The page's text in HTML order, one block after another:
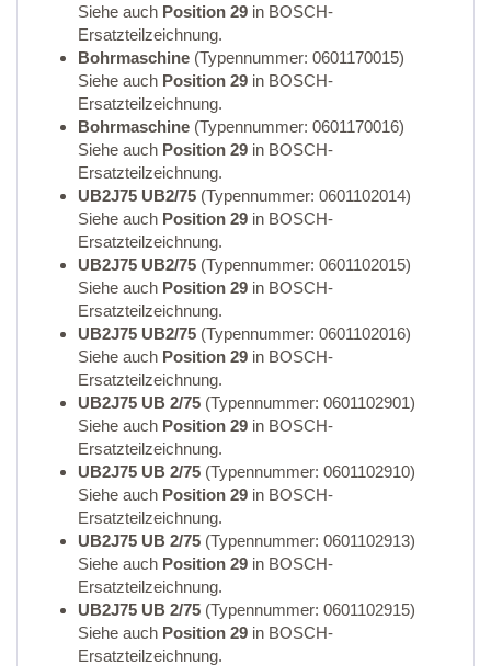
Siehe auch Position 29 in BOSCH-
Ersatzteilzeichnung.
Bohrmaschine (Typennummer: 0601170015)
Siehe auch Position 29 in BOSCH-
Ersatzteilzeichnung.
Bohrmaschine (Typennummer: 0601170016)
Siehe auch Position 29 in BOSCH-
Ersatzteilzeichnung.
UB2J75 UB2/75 (Typennummer: 0601102014)
Siehe auch Position 29 in BOSCH-
Ersatzteilzeichnung.
UB2J75 UB2/75 (Typennummer: 0601102015)
Siehe auch Position 29 in BOSCH-
Ersatzteilzeichnung.
UB2J75 UB2/75 (Typennummer: 0601102016)
Siehe auch Position 29 in BOSCH-
Ersatzteilzeichnung.
UB2J75 UB 2/75 (Typennummer: 0601102901)
Siehe auch Position 29 in BOSCH-
Ersatzteilzeichnung.
UB2J75 UB 2/75 (Typennummer: 0601102910)
Siehe auch Position 29 in BOSCH-
Ersatzteilzeichnung.
UB2J75 UB 2/75 (Typennummer: 0601102913)
Siehe auch Position 29 in BOSCH-
Ersatzteilzeichnung.
UB2J75 UB 2/75 (Typennummer: 0601102915)
Siehe auch Position 29 in BOSCH-
Ersatzteilzeichnung.